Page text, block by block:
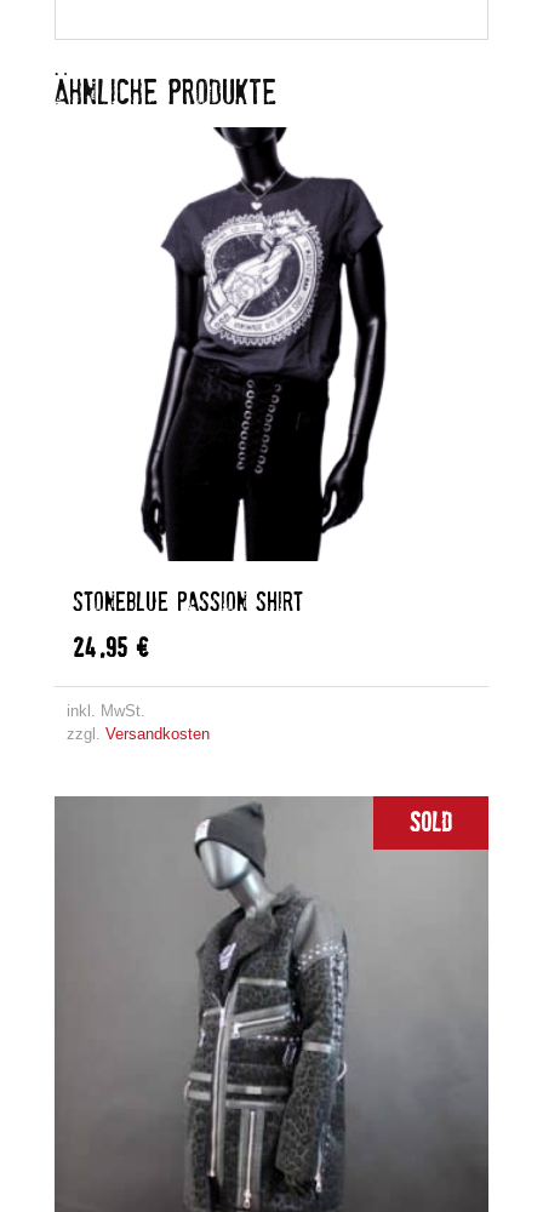
ÄHNLICHE PRODUKTE
STONEBLUE PASSION SHIRT
24,95 €
inkl. MwSt.
zzgl. Versandkosten
Sold